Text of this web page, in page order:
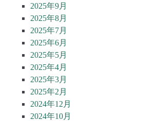
2025年9月
2025年8月
2025年7月
2025年6月
2025年5月
2025年4月
2025年3月
2025年2月
2024年12月
2024年10月